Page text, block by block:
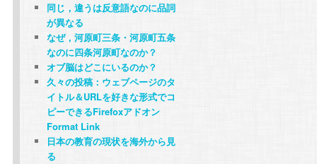
同じ，違うは反意語なのに品詞
が異なる
なぜ，河原町三条・河原町五条
なのに四条河原町なのか？
オブ脳はどこにいるのか？
久々の投稿：ウェブページのタ
イトル＆URLを好きな形式でコ
ピーできるFirefoxアドオン
Format Link
日本の教育の現状を海外から見
る